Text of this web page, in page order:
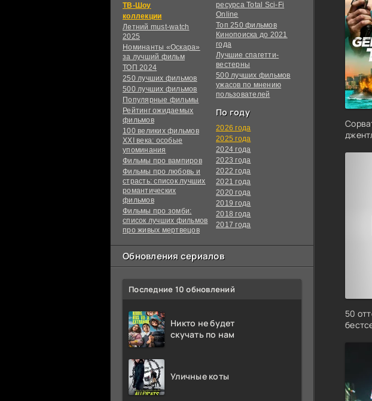
ТВ-Шоу
коллекции
Летний must-watch
2025
Номинанты «Оскара»
за лучший фильм
ТОП 2024
250 лучших фильмов
500 лучших фильмов
Популярные фильмы
Рейтинг ожидаемых
фильмов
100 великих фильмов
XXI века: особые
упоминания
Фильмы про вампиров
Фильмы про любовь и
страсть: список лучших
романтических
фильмов
Фильмы про зомби:
список лучших фильмов
про живых мертвецов
ресурса Total Sci-Fi
Online
Топ 250 фильмов
Кинопоиска до 2021
года
Лучшие спагетти-
вестерны
500 лучших фильмов
ужасов по мнению
пользователей
По году
2026 года
2025 года
2024 года
2023 года
2022 года
2021 года
2020 года
2019 года
2018 года
2017 года
Обновления сериалов
Последние 10 обновлений
Никто не будет
скучать по нам
Уличные коты
50